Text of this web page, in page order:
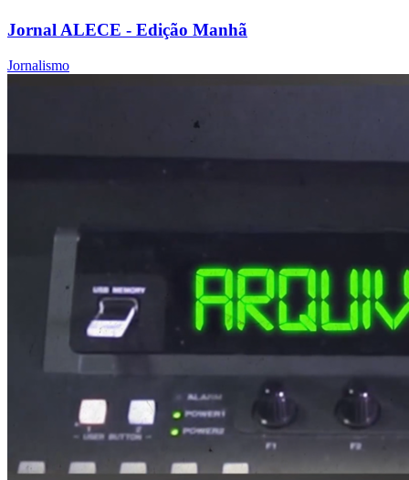
Jornal ALECE - Edição Manhã
Jornalismo